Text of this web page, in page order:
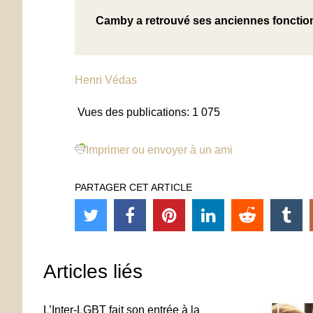
Camby a retrouvé ses anciennes
Henri Védas
Vues des publications: 1 075
Imprimer ou envoyer à un ami
PARTAGER CET ARTICLE
Articles liés
L’Inter-LGBT fait son entrée à la